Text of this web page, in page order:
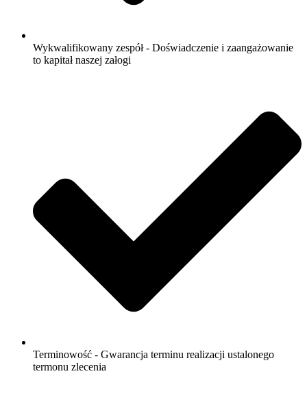
Wykwalifikowany zespół - Doświadczenie i zaangażowanie
to kapitał naszej załogi
Terminowość - Gwarancja terminu realizacji ustalonego
termonu zlecenia